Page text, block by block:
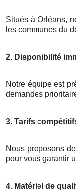
Situés à Orléans,
les communes du
2. Disponibilité
Notre équipe est
demandes
3. Tarifs
Nous proposons
pour vous garantir
4. Matériel de